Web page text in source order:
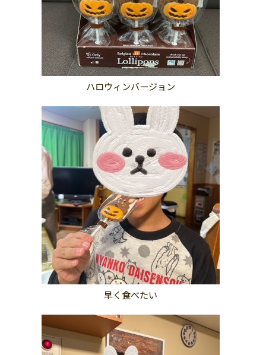
ハロウィンバージョン
早く食べたい